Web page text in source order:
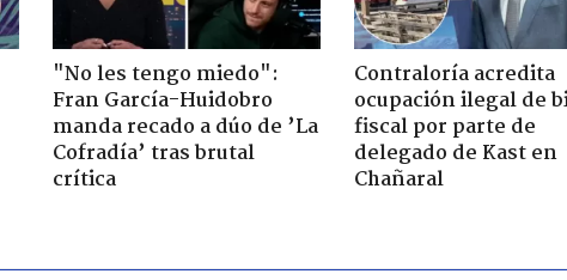
"No les tengo miedo":
Fran García-Huidobro
manda recado a dúo de ’La
Cofradía’ tras brutal
crítica
Contraloría acredita
ocupación ilegal de
fiscal por parte de
delegado de Kast en
Chañaral